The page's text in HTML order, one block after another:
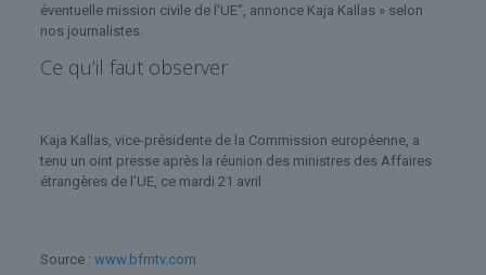
éventuelle mission civile de l'UE", annonce Kaja Kallas » selon
nos journalistes.
Ce qu’il faut observer
Kaja Kallas, vice-présidente de la Commission européenne, a
tenu un oint presse après la réunion des ministres des Affaires
étrangères de l’UE, ce mardi 21 avril.
Source : www.bfmtv.com